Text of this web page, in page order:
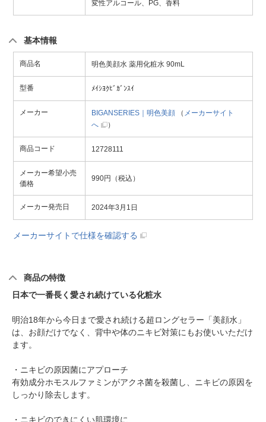
変性アルコール、PG、香料
基本情報
商品名 明色美顔水 薬用化粧水 90mL
型番 ﾒｲｼﾖｸﾋﾞｶﾞﾝｽｲ
メーカー BIGANSERIES｜明色美顔 （ メーカーサイト
へ
）
商品コード 12728111
メーカー希望小売
価格
990円（税込）
メーカー発売日 2024年3月1日
メーカーサイトで仕様を確認する
商品の特徴
日本で一番長く愛され続けている化粧水
明治18年から今日まで愛され続ける超ロングセラー「美顔水」
は、お顔だけでなく、背中や体のニキビ対策にもお使いいただけ
ます。
・ニキビの原因菌にアプローチ
有効成分ホモスルファミンがアクネ菌を殺菌し、ニキビの原因を
しっかり除去します。
・ニキビのできにくい肌環境に